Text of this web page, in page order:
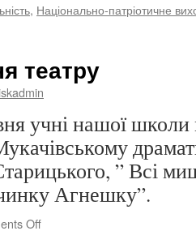
, Національно-патріотичне
театру
iskadmin
учні нашої школи
” Всі
Агнешку”.
Offon